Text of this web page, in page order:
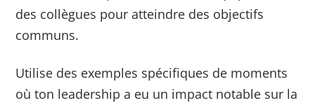
des collègues pour atteindre des objectifs
communs.
Utilise des exemples spécifiques de moments
où ton leadership a eu un impact notable sur la